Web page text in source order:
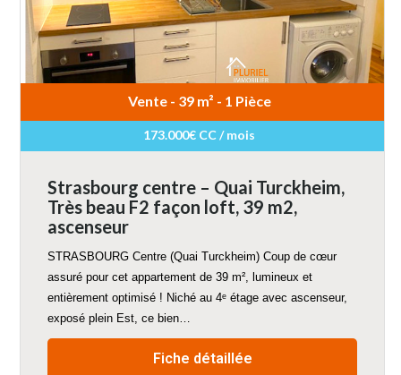
Vente - 39 m² - 1 Pièce
173.000€ CC / mois
Strasbourg centre – Quai Turckheim,
Très beau F2 façon loft, 39 m2,
ascenseur
STRASBOURG Centre (Quai Turckheim) Coup de cœur
assuré pour cet appartement de 39 m², lumineux et
entièrement optimisé ! Niché au 4ᵉ étage avec ascenseur,
exposé plein Est, ce bien…
Fiche détaillée